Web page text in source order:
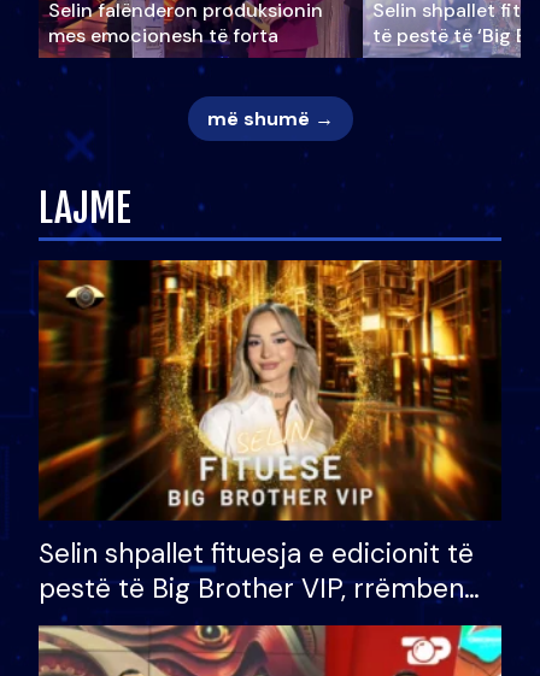
Selin falënderon produksionin
mes emocionesh të forta
Selin shpallet
të pestë të ‘Big
më shumë →
LAJME
Selin shpallet fituesja e edicionit të
pestë të Big Brother VIP, rrëmben
çmimin e madh prej 100 mijë eurosh